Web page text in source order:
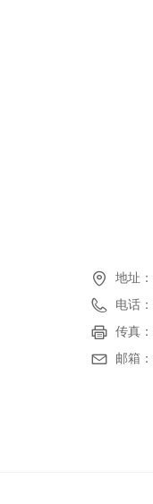
地址：
电话：
传真：
邮箱：